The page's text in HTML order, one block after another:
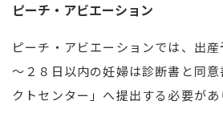
ピーチ・アビエーション
ピーチ・アビエーションでは、出
～２８日以内の妊婦は診断書と同
クトセンター」へ提出する必要があ